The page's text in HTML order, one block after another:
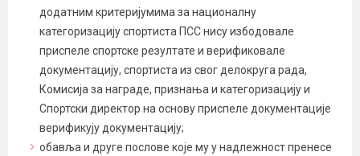
додатним критеријумима за националну
категоризацију спортиста ПСС нису избодовале
приспеле спортске резултате и верификовале
документацију, спортиста из свог делокруга рада,
Комисија за награде, признања и категоризацију и
Спортски директор на основу приспеле документације
верификују документацију;
обавља и друге послове које му у надлежност пренесе